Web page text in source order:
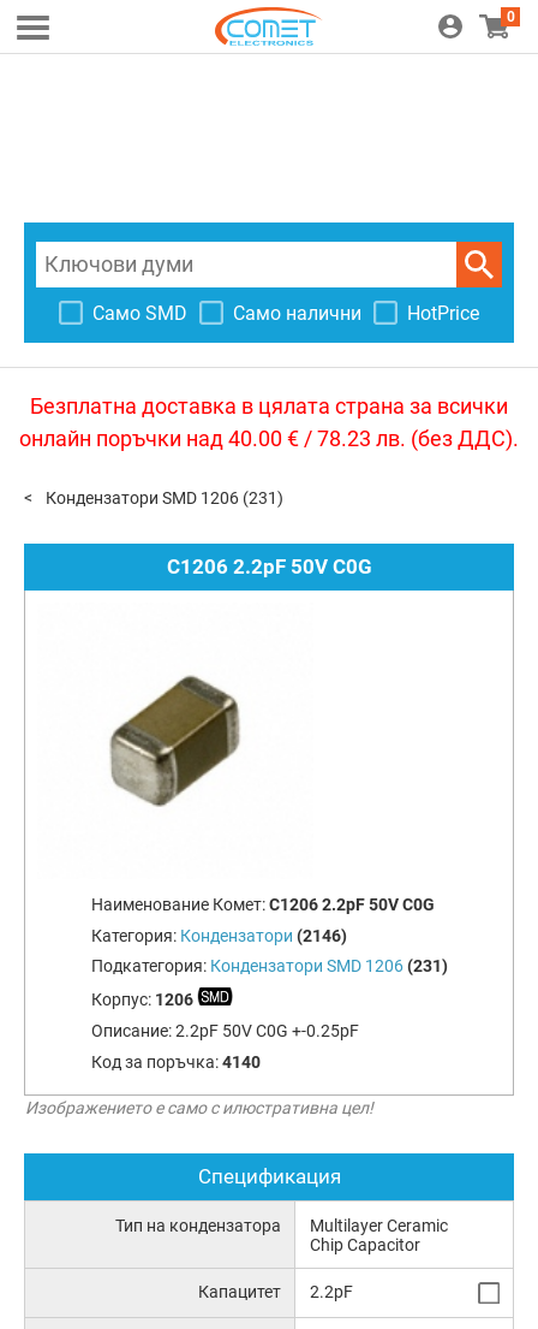
0
Само SMD Само налични HotPrice
Безплатна доставка в цялата страна за всички
онлайн поръчки над 40.00 € / 78.23 лв. (без ДДС).
Кондензатори SMD 1206 (231)
C1206 2.2pF 50V C0G
Наименование Комет:C1206 2.2pF 50V C0G
Категория: Кондензатори (2146)
Подкатегория: Кондензатори SMD 1206 (231)
Корпус: 1206
Описание:2.2pF 50V C0G +-0.25pF
Код за поръчка:4140
Изображението е само с илюстративна цел!
Спецификация
Тип на кондензатора
Multilayer Ceramic
Chip Capacitor
Капацитет 2.2pF